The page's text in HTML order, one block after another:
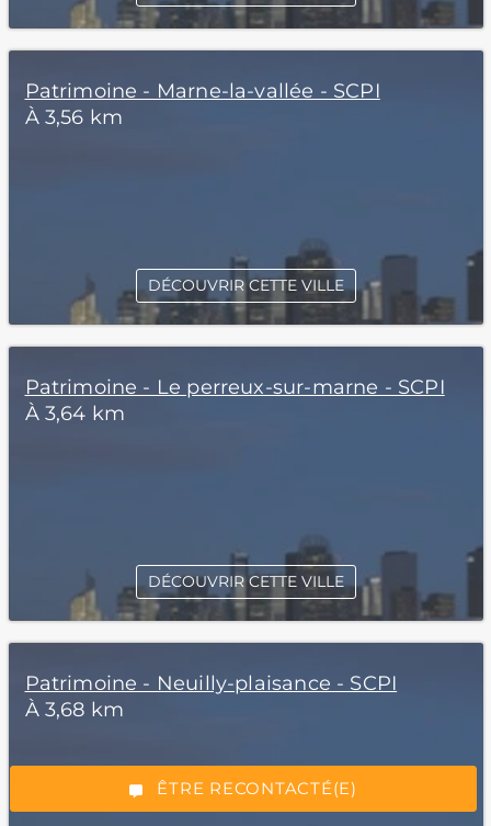
“Excellent”, 165 avis
ÊTRE RECONTACTÉ(E)
Patrimoine - Marne-la-vallée - SCPI
À 3,56 km
DÉCOUVRIR CETTE VILLE
Patrimoine - Le perreux-sur-marne - SCPI
À 3,64 km
DÉCOUVRIR CETTE VILLE
Patrimoine - Neuilly-plaisance - SCPI
À 3,68 km